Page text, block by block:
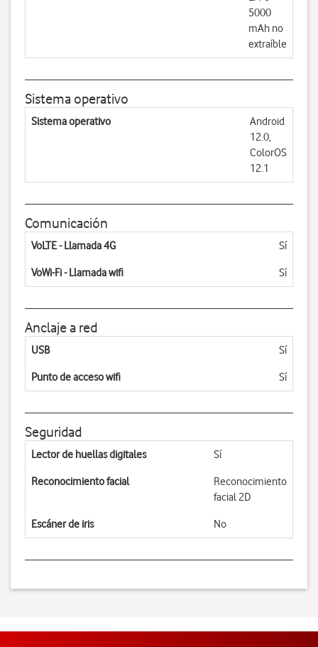
5000
mAh no
extraíble
Sistema operativo
Sistema operativo
Android
12.0,
ColorOS
12.1
Comunicación
VoLTE - Llamada 4G Sí
VoWi-Fi - Llamada wifi Sí
Anclaje a red
USB Sí
Punto de acceso wifi Sí
Seguridad
Lector de huellas digitales Sí
Reconocimiento facial
Reconocimiento
facial 2D
Escáner de iris No